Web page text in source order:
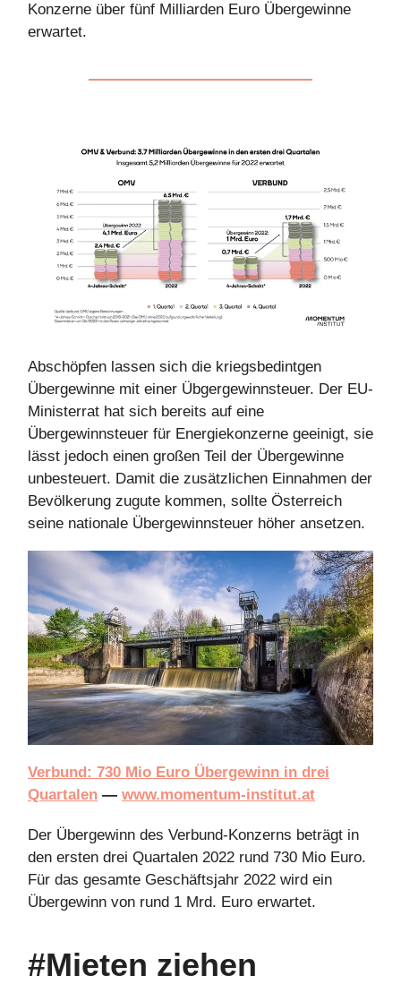
Konzerne über fünf Milliarden Euro Übergewinne
erwartet.
Abschöpfen lassen sich die kriegsbedintgen
Übergewinne mit einer Übgergewinnsteuer. Der EU-
Ministerrat hat sich bereits auf eine
Übergewinnsteuer für Energiekonzerne geeinigt, sie
lässt jedoch einen großen Teil der Übergewinne
unbesteuert. Damit die zusätzlichen Einnahmen der
Bevölkerung zugute kommen, sollte Österreich
seine nationale Übergewinnsteuer höher ansetzen.
Verbund: 730 Mio Euro Übergewinn in drei
Quartalen — www.momentum-institut.at
Der Übergewinn des Verbund-Konzerns beträgt in
den ersten drei Quartalen 2022 rund 730 Mio Euro.
Für das gesamte Geschäftsjahr 2022 wird ein
Übergewinn von rund 1 Mrd. Euro erwartet.
#Mieten ziehen